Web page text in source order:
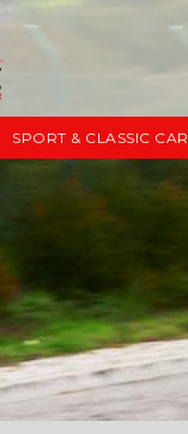
SPORT & CLASSIC CAR